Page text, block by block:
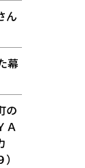
ん
幕
の
Ａ